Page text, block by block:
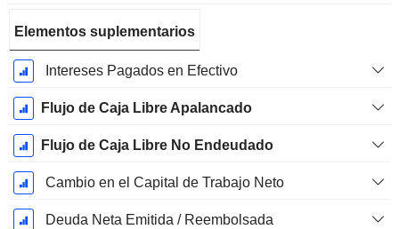
Elementos suplementarios
Intereses Pagados en Efectivo
Flujo de Caja Libre Apalancado
Flujo de Caja Libre No Endeudado
Cambio en el Capital de Trabajo Neto
Deuda Neta Emitida / Reembolsada